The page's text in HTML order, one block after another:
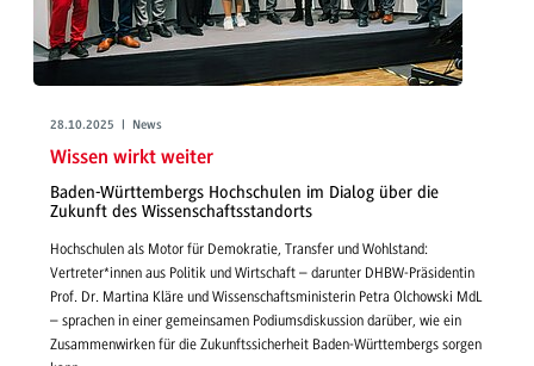
28.10.2025 | News
Wissen wirkt weiter
Baden-Württembergs Hochschulen im Dialog über die
Zukunft des Wissenschaftsstandorts
Hochschulen als Motor für Demokratie, Transfer und Wohlstand:
Vertreter*innen aus Politik und Wirtschaft – darunter DHBW-Präsidentin
Prof. Dr. Martina Kläre und Wissenschaftsministerin Petra Olchowski MdL
– sprachen in einer gemeinsamen Podiumsdiskussion darüber, wie ein
Zusammenwirken für die Zukunftssicherheit Baden-Württembergs sorgen